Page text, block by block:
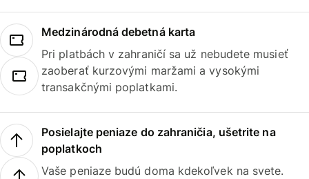
Medzinárodná debetná karta
Pri platbách v zahraničí sa už nebudete musieť
zaoberať kurzovými maržami a vysokými
transakčnými poplatkami.
Posielajte peniaze do zahraničia, ušetrite na
poplatkoch
Vaše peniaze budú doma kdekoľvek na svete.